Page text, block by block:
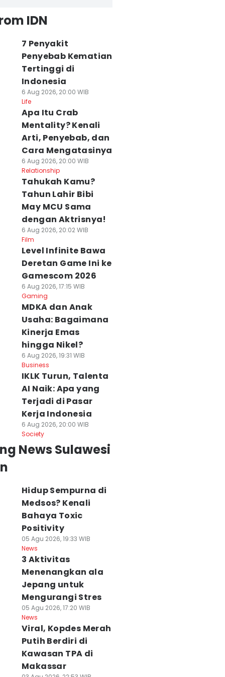
IDN
7 Penyakit
Penyebab Kematian
Tertinggi di
Indonesia
6 Aug 2026, 20:00 WIB
Life
Apa Itu Crab
Mentality? Kenali
Arti, Penyebab, dan
Cara Mengatasinya
6 Aug 2026, 20:00 WIB
Relationship
Tahukah Kamu?
Tahun Lahir Bibi
May MCU Sama
dengan Aktrisnya!
6 Aug 2026, 20:02 WIB
Film
Level Infinite Bawa
Deretan Game Ini ke
Gamescom 2026
6 Aug 2026, 17:15 WIB
Gaming
MDKA dan Anak
Usaha: Bagaimana
Kinerja Emas
hingga Nikel?
6 Aug 2026, 19:31 WIB
Business
IKLK Turun, Talenta
AI Naik: Apa yang
Terjadi di Pasar
Kerja Indonesia
6 Aug 2026, 20:00 WIB
Society
News Sulawesi
Hidup Sempurna di
Medsos? Kenali
Bahaya Toxic
Positivity
05 Agu 2026, 19:33 WIB
News
3 Aktivitas
Menenangkan ala
Jepang untuk
Mengurangi Stres
05 Agu 2026, 17:20 WIB
News
Viral, Kopdes Merah
Putih Berdiri di
Kawasan TPA di
Makassar